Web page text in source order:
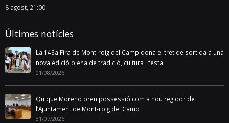
8 agost, 21:00
Últimes notícies
La 143a Fira de Mont-roig del Camp dona el tret de sortida a una
nova edició plena de tradició, cultura i festa
01/08/2026
Quique Moreno pren possessió com a nou regidor de
l’Ajuntament de Mont-roig del Camp
31/07/2026